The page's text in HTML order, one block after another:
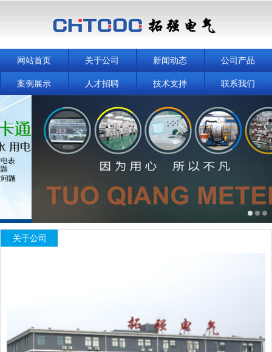
网站首页 关于公司 新闻动态 公司产品
案例展示 人才招聘 技术支持 联系我们
关于公司